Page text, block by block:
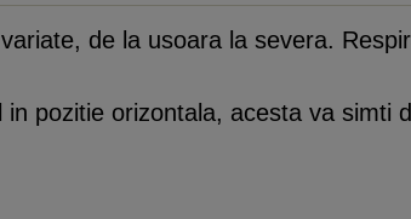
de la usoara la severa.
pozitie orizontala, acesta va simti